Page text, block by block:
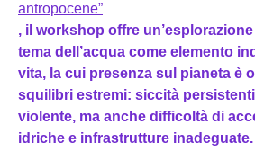
antropocene”
, il workshop offre
tema dell’acqua come elemento
vita, la cui presenza sul pianeta è
squilibri estremi: siccità
violente, ma anche difficoltà di
idriche e infrastrutture